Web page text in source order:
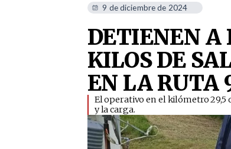
9 de diciembre de 2024
DETIENEN A
KILOS DE
EN LA RUTA
​El operativo en el kilómetro 29,5
y la carga.